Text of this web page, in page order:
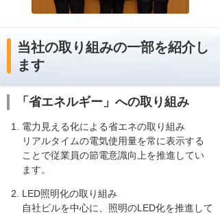
当社の取り組みの一部を紹介し
ます
「省エネルギー」への取り組み
電力見える化による省エネの取り組み
リアルタイムの電気使用量を常に表示する
ことで従業員の節電意識向上を推進してい
ます。
LED照明化の取り組み
自社ビルを中心に、照明のLED化を推進して